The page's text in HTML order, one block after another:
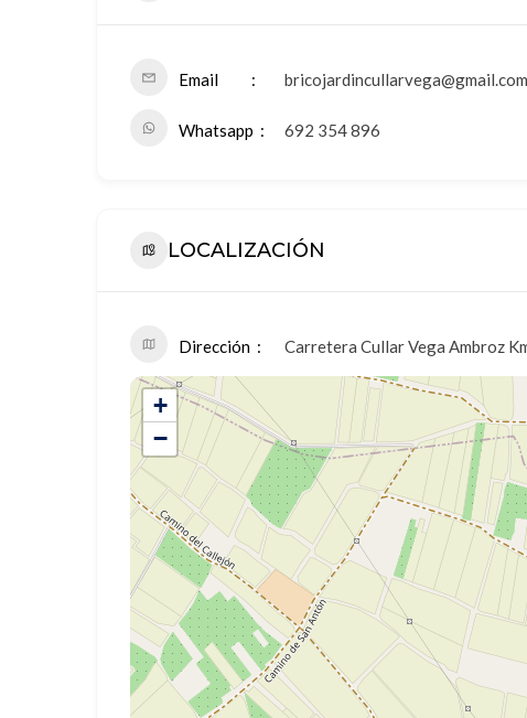
Email bricojardincullarvega@gmail.com
Whatsapp 692 354 896
LOCALIZACIÓN
Dirección Carretera Cullar Vega Ambroz
+
−